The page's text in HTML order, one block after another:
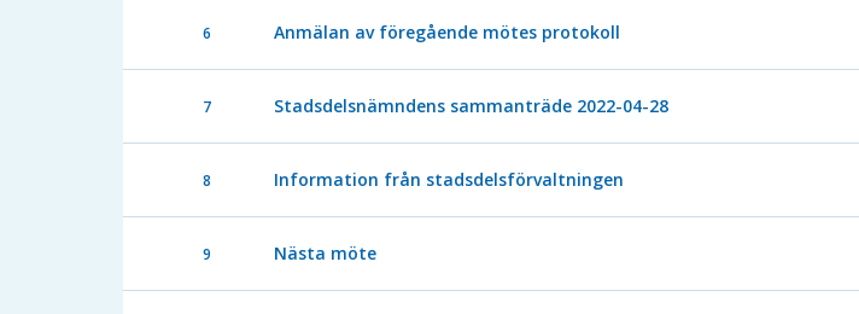
6 Anmälan av föregående mötes protokoll
7 Stadsdelsnämndens sammanträde 2022-04-28
8 Information från stadsdelsförvaltningen
9 Nästa möte